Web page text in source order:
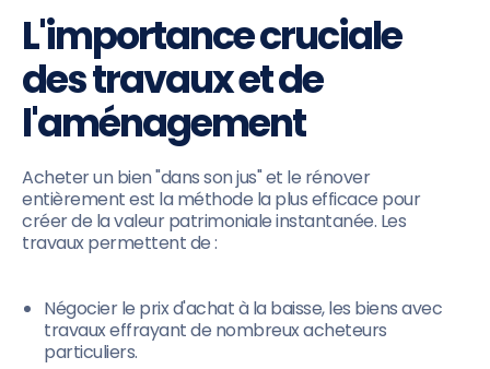
rapport
L'importance cruciale
des travaux et de
l'aménagement
Acheter un bien "dans son jus" et le rénover
entièrement est la méthode la plus efficace pour
créer de la valeur patrimoniale instantanée. Les
travaux permettent de :
Négocier le prix d'achat à la baisse, les biens avec
travaux effrayant de nombreux acheteurs
particuliers.